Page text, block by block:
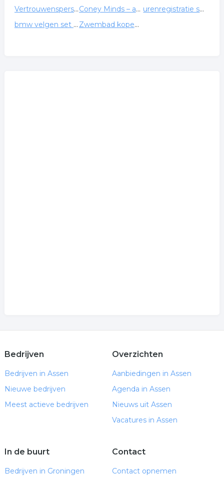
Vertrouwenspersoon extern bij Trustlr
Coney Minds – accountant Goirle
urenregistratie systeem
bmw velgen set compleet
Zwembad kopen intex
Bedrijven
Bedrijven in Assen
Nieuwe bedrijven
Meest actieve bedrijven
Overzichten
Aanbiedingen in Assen
Agenda in Assen
Nieuws uit Assen
Vacatures in Assen
In de buurt
Bedrijven in Groningen
Contact
Contact opnemen